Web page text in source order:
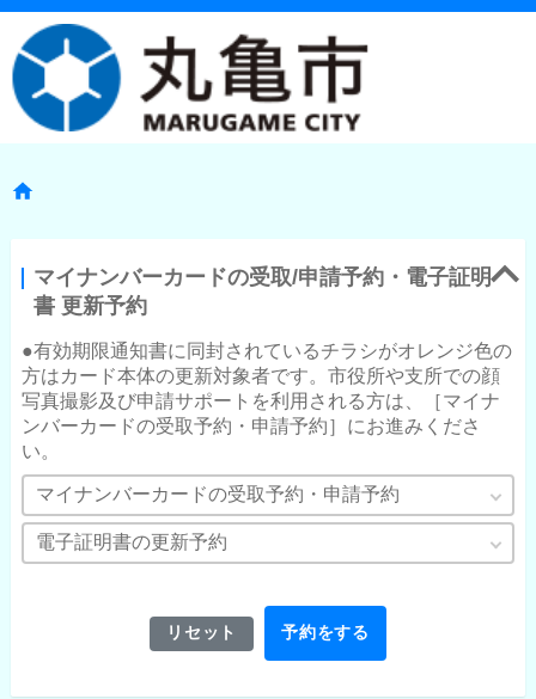
マイナンバーカードの受取/申請予約・電子証明
書 更新予約
●有効期限通知書に同封されているチラシがオレンジ色の
方はカード本体の更新対象者です。市役所や支所での顔
写真撮影及び申請サポートを利用される方は、［マイナ
ンバーカードの受取予約・申請予約］にお進みくださ
い。
マイナンバーカードの受取予約・申請予約
電子証明書の更新予約
リセット 予約をする